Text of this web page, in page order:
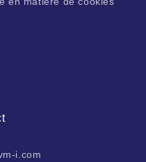
i.com